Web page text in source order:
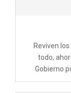
Reviven
todo,
Gobierno